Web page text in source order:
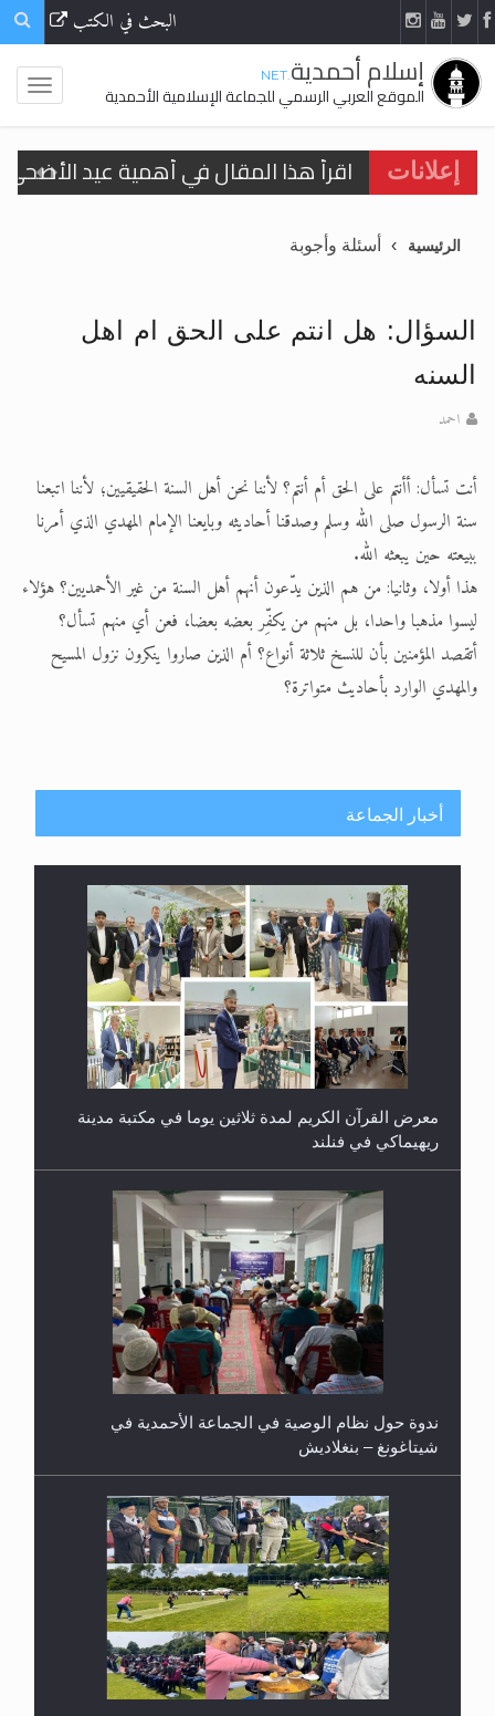
البحث في الكتب
إسلام أحمدية.NET
الموقع العربي الرسمي للجماعة الإسلامية الأحمدية
إعلانات
اقرأ هذا المقال في أهمية عيد
تعميم هامّ لأفراد الجماعة >> المزيد
تعميم هامّ لأفراد الجماعة >> المزيد
الحجّ.. دلالات، حِكم، وأهداف >> المزيد
اقرأ هذا المقال في أهمية عيد
الرئيسية أسئلة وأجوبة
السؤال: هل انتم على الحق ام اهل
السنه
احمد
أنت تسأل: أأنتم على الحق أم أنتم؟ لأننا نحن أهل السنة الحقيقيين؛ لأننا اتبعنا
سنة الرسول صلى الله وسلم وصدقنا أحاديثه وبايعنا الإمام المهدي الذي أمرنا
ببيعته حين يبعثه الله.
هذا أولا، وثانيا: من هم الذين يدّعون أنهم أهل السنة من غير الأحمديين؟ هؤلاء
ليسوا مذهبا واحدا، بل منهم من يكفِّر بعضه بعضا، فعن أي منهم تسأل؟
أتقصد المؤمنين بأن للنسخ ثلاثة أنواع؟ أم الذين صاروا ينكرون نزول المسيح
والمهدي الوارد بأحاديث متواترة؟
أخبار الجماعة
معرض القرآن الكريم لمدة ثلاثين يوما في مكتبة مدينة
ريهيماكي في فنلند
ندوة حول نظام الوصية في الجماعة الأحمدية في
شيتاغونغ – بنغلاديش